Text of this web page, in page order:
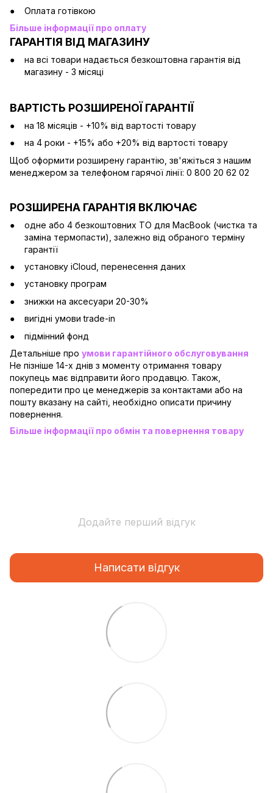
Оплата готівкою
Більше інформації про оплату
ГАРАНТІЯ ВІД МАГАЗИНУ
на всі товари надається безкоштовна гарантія від
магазину - 3 місяці
ВАРТІСТЬ РОЗШИРЕНОЇ ГАРАНТІЇ
на 18 місяців - +10% від вартості товару
на 4 роки - +15% або +20% від вартості товару
Щоб оформити розширену гарантію, зв'яжіться з нашим
менеджером за телефоном гарячої лінії: 0 800 20 62 02
РОЗШИРЕНА ГАРАНТІЯ ВКЛЮЧАЄ
одне або 4 безкоштовних ТО для MacBook (чистка та
заміна термопасти), залежно від обраного терміну
гарантії
установку iCloud, перенесення даних
установку програм
знижки на аксесуари 20-30%
вигідні умови trade-in
підмінний фонд
Детальніше про умови гарантійного обслуговування
Не пізніше 14-х днів з моменту отримання товару
покупець має відправити його продавцю. Також,
попередити про це менеджерів за контактами або на
пошту вказану на сайті, необхідно описати причину
повернення.
Більше інформації про обмін та повернення товару
Додайте перший відгук
Написати відгук